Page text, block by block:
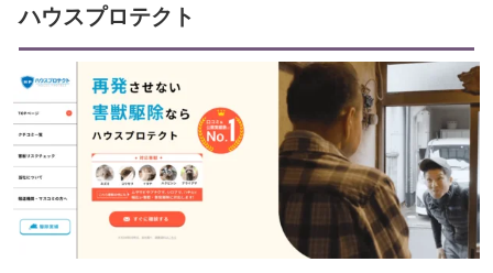
ハウスプロテクト